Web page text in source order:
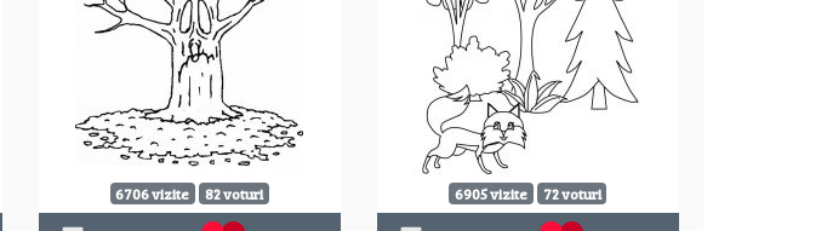
6706 vizite 82 voturi 6905 vizite 72 voturi